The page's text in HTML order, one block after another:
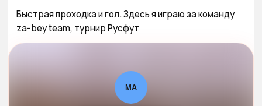
Быстрая проходка и гол. Здесь я играю за команду
za-bey team, турнир Русфут
МА